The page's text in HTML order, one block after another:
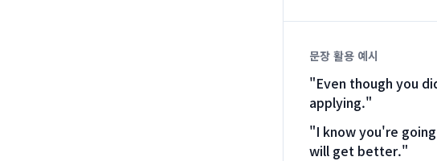
문장 활용 예시
"Even though you
applying."
"I know you're
will get better."